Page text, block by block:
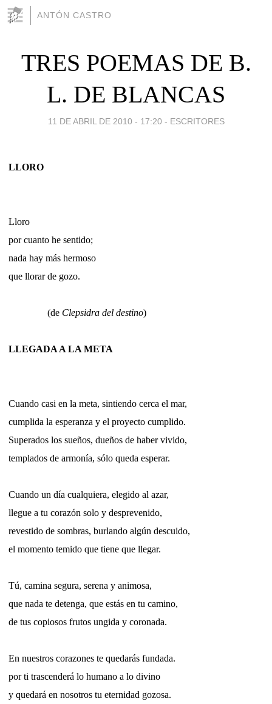
ANTÓN CASTRO
TRES POEMAS DE B.
L. DE BLANCAS
11 DE ABRIL DE 2010 - 17:20 - ESCRITORES
LLORO
Lloro
por cuanto he sentido;
nada hay más hermoso
que llorar de gozo.
(de Clepsidra del destino)
LLEGADA A LA META
Cuando casi en la meta, sintiendo cerca el mar,
cumplida la esperanza y el proyecto cumplido.
Superados los sueños, dueños de haber vivido,
templados de armonía, sólo queda esperar.
Cuando un día cualquiera, elegido al azar,
llegue a tu corazón solo y desprevenido,
revestido de sombras, burlando algún descuido,
el momento temido que tiene que llegar.
Tú, camina segura, serena y animosa,
que nada te detenga, que estás en tu camino,
de tus copiosos frutos ungida y coronada.
En nuestros corazones te quedarás fundada.
por ti trascenderá lo humano a lo divino
y quedará en nosotros tu eternidad gozosa.